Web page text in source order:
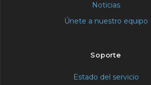
Noticias
Únete a nuestro equipo
Soporte
Estado del servicio